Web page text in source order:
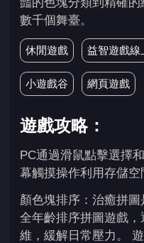
數千個舞臺。
休閒遊戲 益智遊戲線
小遊戲谷 網頁遊戲
遊戲攻略：
PC通過滑鼠點擊選擇
幕觸摸操作利用存儲空
顏色塊排序：治癒拼
全年齡排序拼圖遊戲
維，緩解日常壓力。